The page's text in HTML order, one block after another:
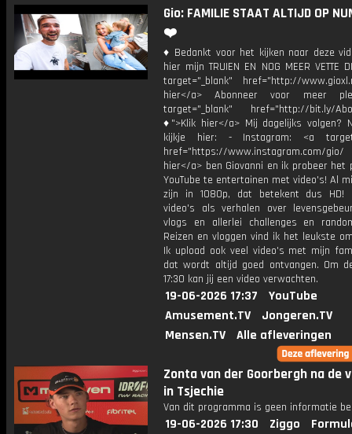
Gio: FAMILIE STAAT ALTIJD OP
❤️
♦ Bedankt voor het kijken naar deze
hier mijn TRUIEN EN NOG MEER VETTE
target="_blank" href="http://
hier</a> Abonneer voor meer
target="_blank" href="http://bit.ly/
♦">Klik hier</a> Mij dagelijks volgen?
kijkje hier: - Instagram: <a
href="https://www.instagram.com/
hier</a> ben Giovanni en ik probeer het
YouTube te entertainen met video's! Al
zijn in 1080p, dat betekent dus HD!
video's als verhalen over
vlogs en allerlei challenges en
Reizen en vloggen vind ik het leukste
Ik upload ook veel video's met mijn
dat wordt altijd goed ontvangen. Om
17:30 kan jij een video verwachten.
19-06-2026 17:37
YouTube
Amusement.TV
Jongeren.TV
Mensen.TV
Alle afleveringen
Zonta van der Goorbergh na de
in Tsjechie
Van dit programma is geen informatie
19-06-2026 17:30 Ziggo